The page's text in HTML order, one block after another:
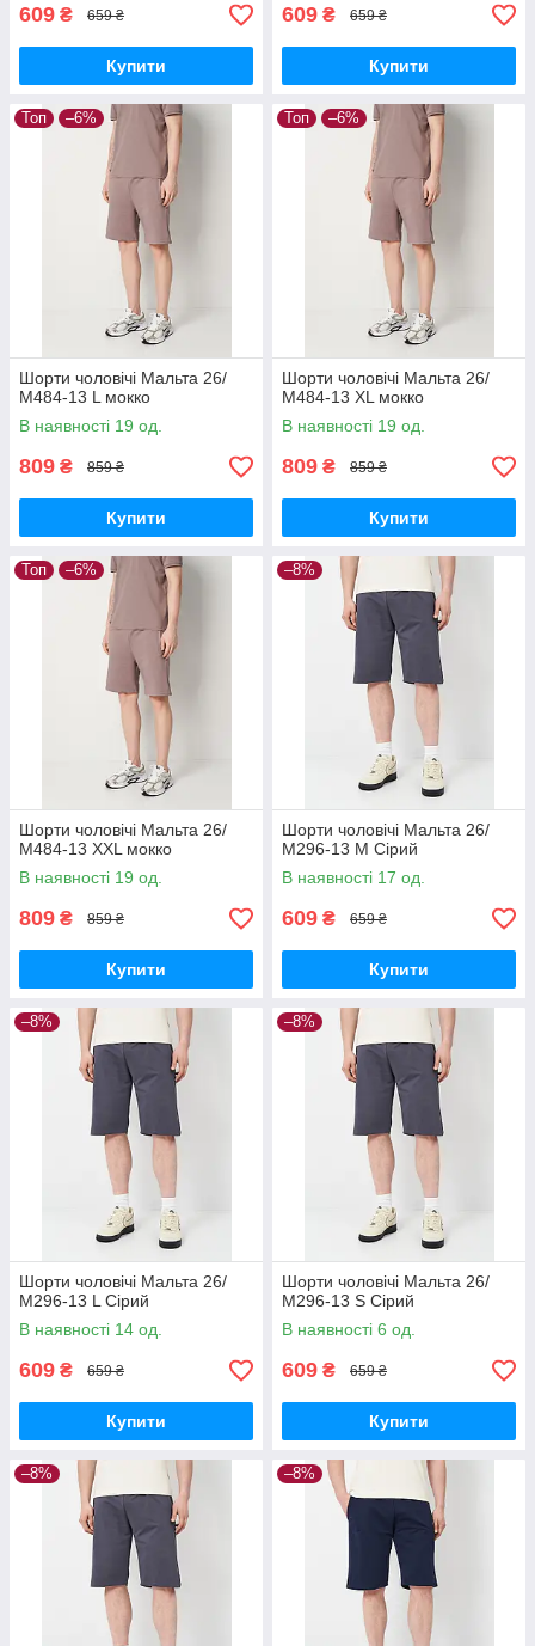
609 ₴ 659 ₴
Купити
609 ₴ 659 ₴
Купити
Топ –6%
Шорти чоловічі Мальта 26/
М484-13 L мокко
В наявності 19 од.
809 ₴ 859 ₴
Купити
Топ –6%
Шорти чоловічі Мальта 26/
М484-13 XL мокко
В наявності 19 од.
809 ₴ 859 ₴
Купити
Топ –6%
Шорти чоловічі Мальта 26/
М484-13 XXL мокко
В наявності 19 од.
809 ₴ 859 ₴
Купити
–8%
Шорти чоловічі Мальта 26/
М296-13 M Сірий
В наявності 17 од.
609 ₴ 659 ₴
Купити
–8%
Шорти чоловічі Мальта 26/
М296-13 L Сірий
В наявності 14 од.
609 ₴ 659 ₴
Купити
–8%
Шорти чоловічі Мальта 26/
М296-13 S Сірий
В наявності 6 од.
609 ₴ 659 ₴
Купити
–8% –8%